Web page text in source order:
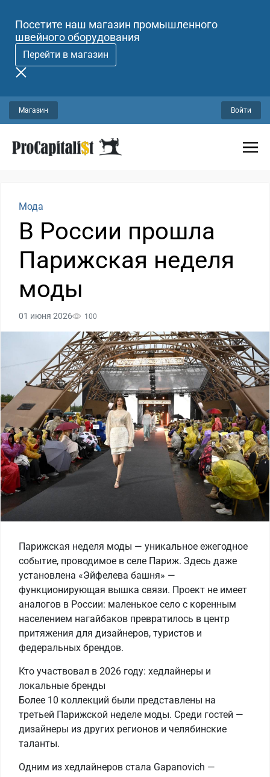
Посетите наш магазин промышленного
швейного оборудования
Перейти в магазин
Магазин Войти
Мода
В России прошла
Парижская неделя
моды
01 июня 2026 100
Парижская неделя моды — уникальное ежегодное
событие, проводимое в селе Париж. Здесь даже
установлена «Эйфелева башня» —
функционирующая вышка связи. Проект не имеет
аналогов в России: маленькое село с коренным
населением нагайбаков превратилось в центр
притяжения для дизайнеров, туристов и
федеральных брендов.
Кто участвовал в 2026 году: хедлайнеры и
локальные бренды
Более 10 коллекций были представлены на
третьей Парижской неделе моды. Среди гостей —
дизайнеры из других регионов и челябинские
таланты.
Одним из хедлайнеров стала Gapanovich —